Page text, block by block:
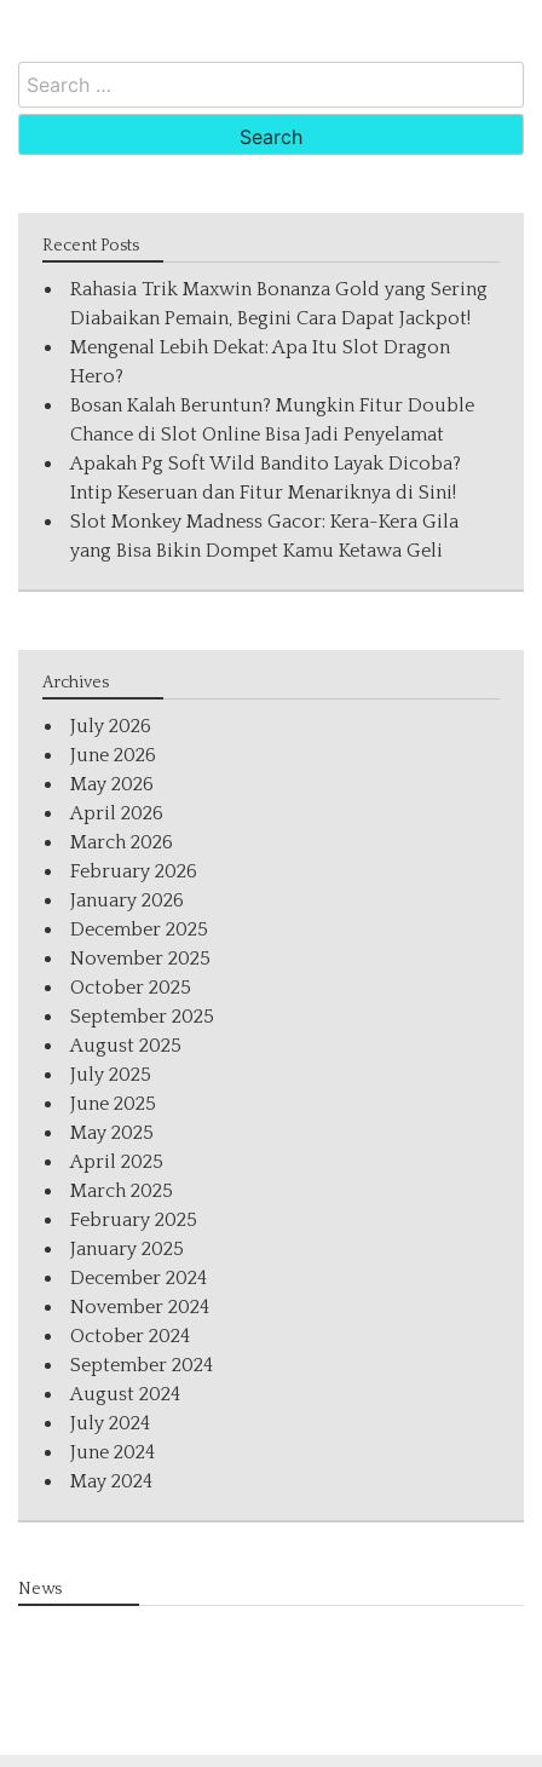
Search
for:
Recent Posts
Rahasia Trik Maxwin Bonanza Gold yang Sering
Diabaikan Pemain, Begini Cara Dapat Jackpot!
Mengenal Lebih Dekat: Apa Itu Slot Dragon
Hero?
Bosan Kalah Beruntun? Mungkin Fitur Double
Chance di Slot Online Bisa Jadi Penyelamat
Apakah Pg Soft Wild Bandito Layak Dicoba?
Intip Keseruan dan Fitur Menariknya di Sini!
Slot Monkey Madness Gacor: Kera-Kera Gila
yang Bisa Bikin Dompet Kamu Ketawa Geli
Archives
July 2026
June 2026
May 2026
April 2026
March 2026
February 2026
January 2026
December 2025
November 2025
October 2025
September 2025
August 2025
July 2025
June 2025
May 2025
April 2025
March 2025
February 2025
January 2025
December 2024
November 2024
October 2024
September 2024
August 2024
July 2024
June 2024
May 2024
News